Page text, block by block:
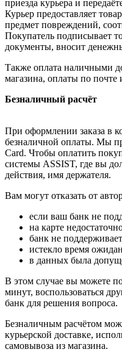
приезда курьера и
Курьер предоставляет
предмет повреждений,
Покупатель подписывает
документы, вносит
Также оплата наличными
магазина, оплаты по почте
Безналичный расчёт
При оформлении заказа в
безналичной оплаты. Мы
Card. Чтобы оплатить
системы ASSIST, где вы
действия, имя держателя.
Вам могут отказать от
если ваш банк не
на карте
банк не
истекло время
в данных была
В этом случае вы можете
минут, воспользоваться
банк для решения вопроса.
Безналичным расчётом
курьерской доставке,
самовывоза из магазина.